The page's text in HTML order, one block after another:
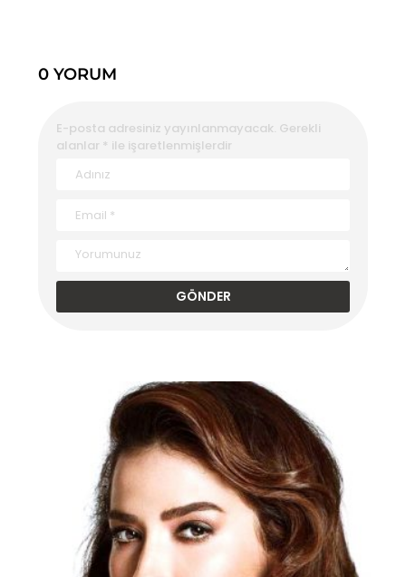
0 YORUM
E-posta adresiniz yayınlanmayacak. Gerekli
alanlar * ile işaretlenmişlerdir